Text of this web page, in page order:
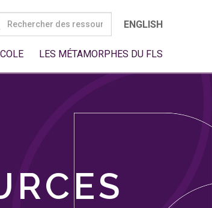
ENGLISH
LES MÉTAMORPHES DU FLS